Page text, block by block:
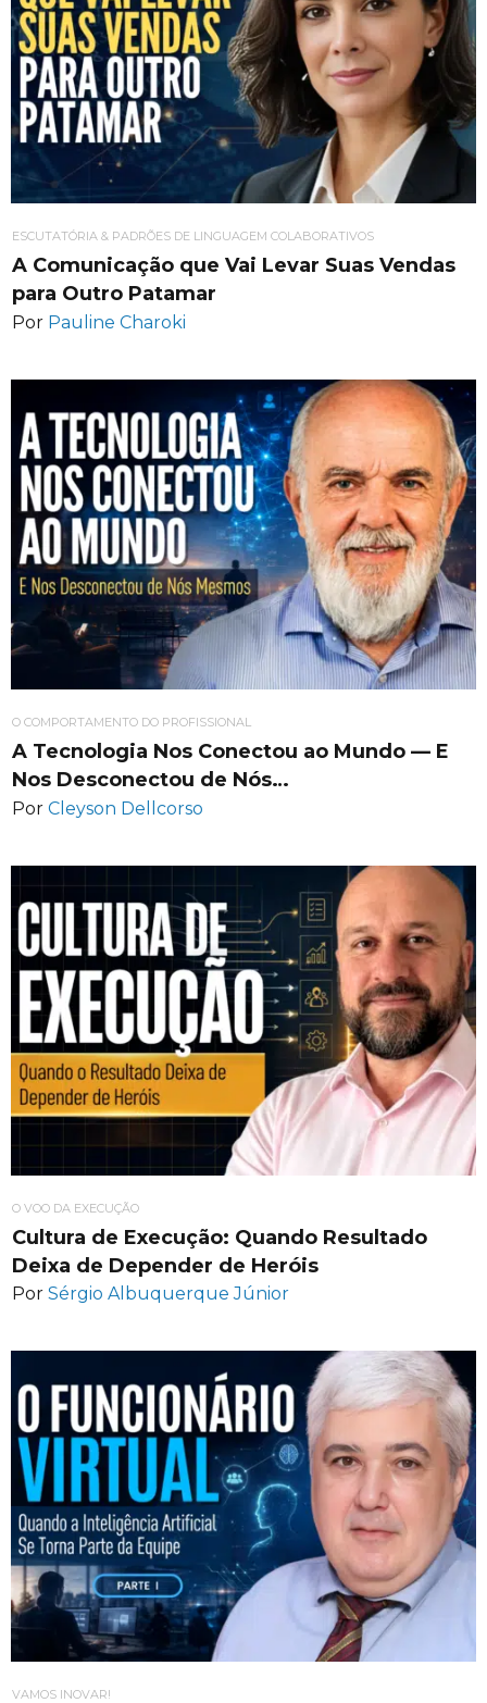
ESCUTATÓRIA & PADRÕES DE LINGUAGEM COLABORATIVOS
A Comunicação que Vai Levar Suas Vendas
para Outro Patamar
Por Pauline Charoki
O COMPORTAMENTO DO PROFISSIONAL
A Tecnologia Nos Conectou ao Mundo — E
Nos Desconectou de Nós…
Por Cleyson Dellcorso
O VOO DA EXECUÇÃO
Cultura de Execução: Quando Resultado
Deixa de Depender de Heróis
Por Sérgio Albuquerque Júnior
VAMOS INOVAR!